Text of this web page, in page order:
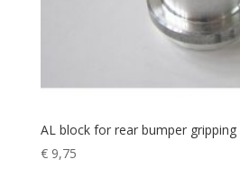
AL block for rear bumper
€9,75